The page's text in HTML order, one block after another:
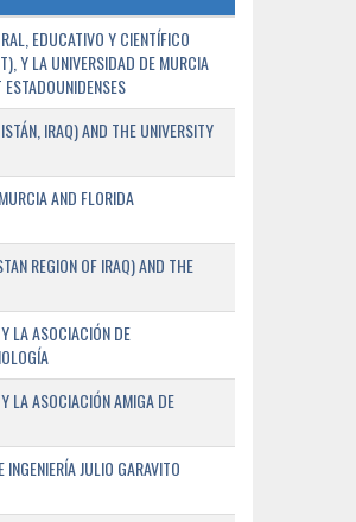
EDUCATIVO Y CIENTÍFICO
Y LA UNIVERSIDAD DE MURCIA
IRAQ) AND THE UNIVERSITY
AND FLORIDA
REGION OF IRAQ) AND THE
LA ASOCIACIÓN DE
LA ASOCIACIÓN AMIGA DE
JULIO GARAVITO